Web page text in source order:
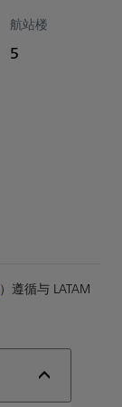
航站楼
5
）遵循与 LATAM